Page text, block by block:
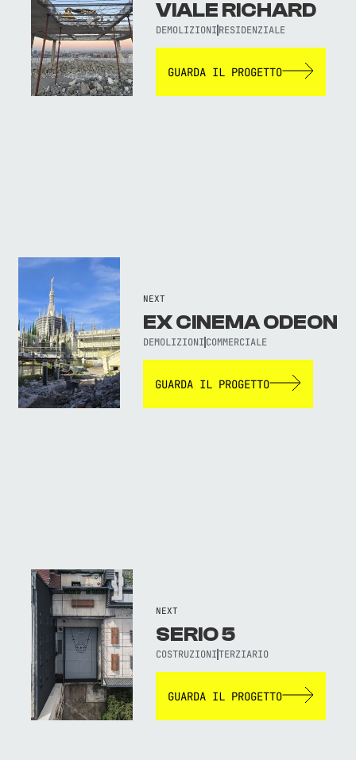
VIALE RICHARD
DEMOLIZIONI RESIDENZIALE
GUARDA IL PROGETTO
NEXT
EX CINEMA ODEON
DEMOLIZIONI COMMERCIALE
GUARDA IL PROGETTO
NEXT
SERIO 5
COSTRUZIONITERZIARIO
GUARDA IL PROGETTO